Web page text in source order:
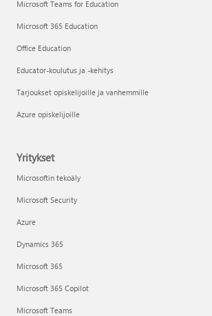
Microsoft Teams for Education
Microsoft 365 Education
Office Education
Educator-koulutus ja -kehitys
Tarjoukset opiskelijoille ja vanhemmille
Azure opiskelijoille
Yritykset
Microsoftin tekoäly
Microsoft Security
Azure
Dynamics 365
Microsoft 365
Microsoft 365 Copilot
Microsoft Teams